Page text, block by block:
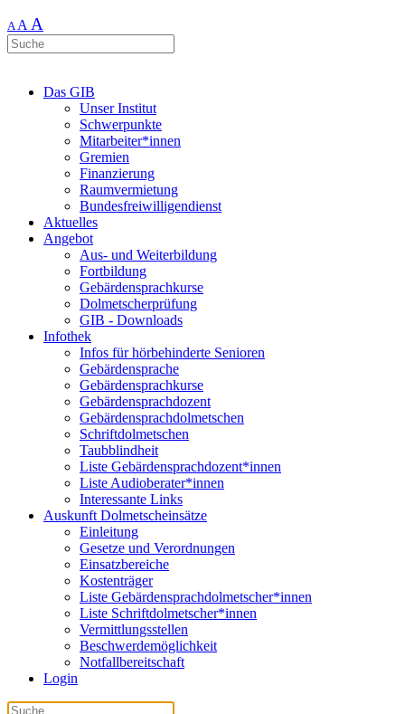
AA A
Das GIB
Unser Institut
Schwerpunkte
Mitarbeiter*innen
Gremien
Finanzierung
Raumvermietung
Bundesfreiwilligendienst
Aktuelles
Angebot
Aus- und Weiterbildung
Fortbildung
Gebärdensprachkurse
Dolmetscherprüfung
GIB - Downloads
Infothek
Infos für hörbehinderte Senioren
Gebärdensprache
Gebärdensprachkurse
Gebärdensprachdozent
Gebärdensprachdolmetschen
Schriftdolmetschen
Taubblindheit
Liste Gebärdensprachdozent*innen
Liste Audioberater*innen
Interessante Links
Auskunft Dolmetscheinsätze
Einleitung
Gesetze und Verordnungen
Einsatzbereiche
Kostenträger
Liste Gebärdensprachdolmetscher*innen
Liste Schriftdolmetscher*innen
Vermittlungsstellen
Beschwerdemöglichkeit
Notfallbereitschaft
Login